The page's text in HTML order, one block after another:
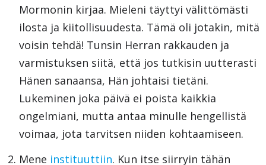
Mormonin kirjaa. Mieleni täyttyi välittömästi
ilosta ja kiitollisuudesta. Tämä oli jotakin, mitä
voisin tehdä! Tunsin Herran rakkauden ja
varmistuksen siitä, että jos tutkisin uutterasti
Hänen sanaansa, Hän johtaisi tietäni.
Lukeminen joka päivä ei poista kaikkia
ongelmiani, mutta antaa minulle hengellistä
voimaa, jota tarvitsen niiden kohtaamiseen.
Mene instituuttiin. Kun itse siirryin tähän